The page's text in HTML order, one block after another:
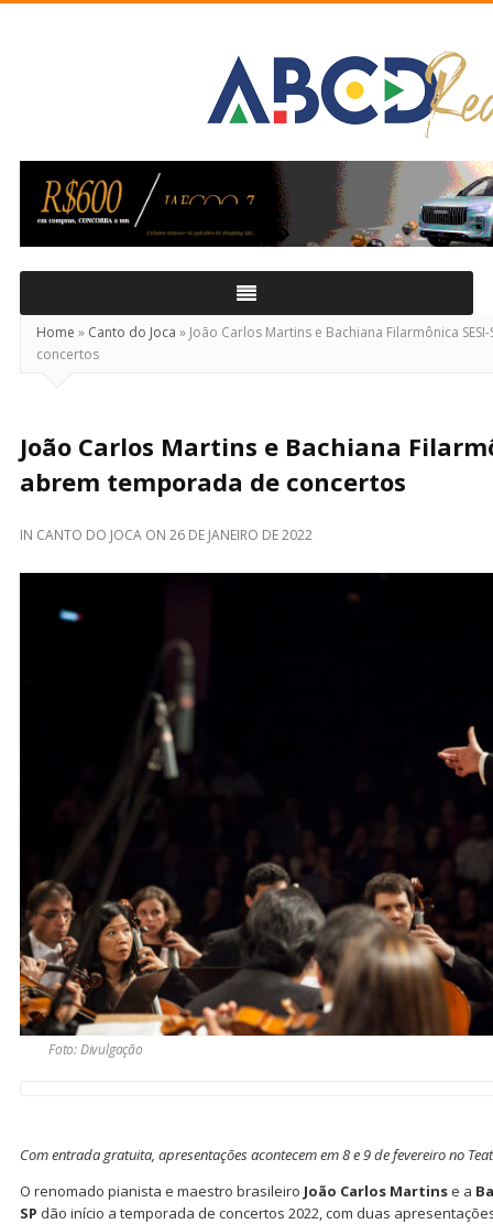
Real
Home » Canto do Joca » João Carlos Martins e Bachiana Filarmônica
concertos
João Carlos Martins e Bachiana
abrem temporada de concertos
IN CANTO DO JOCA ON 26 DE JANEIRO DE 2022
Foto: Divulgação
Com entrada gratuita, apresentações acontecem em 8 e 9 de fevereiro no
O renomado pianista e maestro brasileiro João Carlos Martinse a
SP dão início a temporada de concertos 2022, com duas